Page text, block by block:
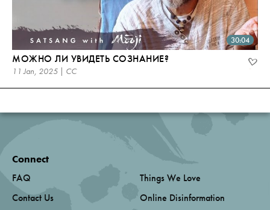
30:04
МОЖНО ЛИ УВИДЕТЬ СОЗНАНИЕ?
11 Jan, 2025 | CC
Connect
FAQ
Contact Us
Things We Love
Online Disinformation